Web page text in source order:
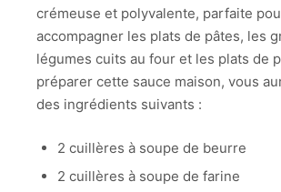
crémeuse et polyvalente, parfaite
accompagner les plats de pâtes, les
légumes cuits au four et les plats de
préparer cette sauce maison, vous
des ingrédients suivants :
2 cuillères à soupe de beurre
2 cuillères à soupe de farine